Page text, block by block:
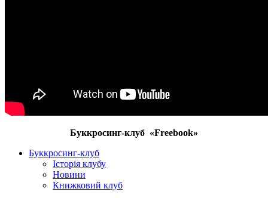
Буккросинг-клуб «Freebook»
Буккросинг-клуб
Історія клубу
Новини
Книжковий клуб